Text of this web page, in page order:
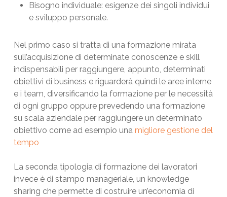
Bisogno individuale: esigenze dei singoli individui
e sviluppo personale.
Nel primo caso si tratta di una formazione mirata
sull’acquisizione di determinate conoscenze e skill
indispensabili per raggiungere, appunto, determinati
obiettivi di business e riguarderà quindi le aree interne
e i team, diversificando la formazione per le necessità
di ogni gruppo oppure prevedendo una formazione
su scala aziendale per raggiungere un determinato
obiettivo come ad esempio una migliore gestione del
tempo
La seconda tipologia di formazione dei lavoratori
invece è di stampo manageriale, un knowledge
sharing che permette di costruire un’economia di